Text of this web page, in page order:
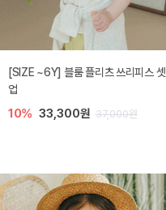
[SIZE ~6Y] 블룸 플리츠 쓰리피스 셋
업
10% 33,300원 37,000원